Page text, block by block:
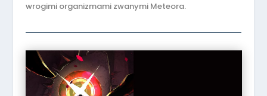
wrogimi organizmami zwanymi Meteora.